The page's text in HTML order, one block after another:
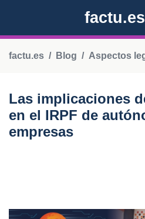
factu.es
factu.es Blog Aspectos
Las implicaciones
en el IRPF de
empresas